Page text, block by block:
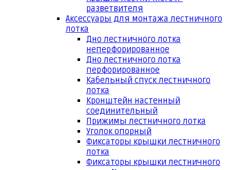
разветвителя
Аксессуары для монтажа лестничного
лотка
Дно лестничного лотка
неперфорированное
Дно лестничного лотка
перфорированное
Кабельный спуск лестничного
лотка
Кронштейн настенный
соединительный
Прижимы лестничного лотка
Уголок опорный
Фиксаторы крышки лестничного
лотка
Фиксаторы крышки лестничного